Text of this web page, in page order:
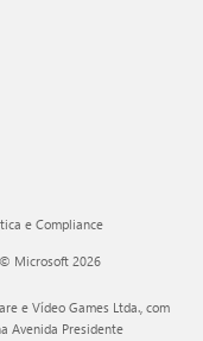
e Compliance
© Microsoft 2026
e Vídeo Games Ltda., com
Avenida Presidente